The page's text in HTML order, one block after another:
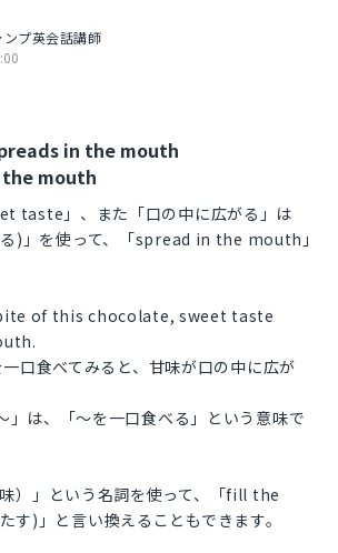
プ英会話講師
in the mouth
the mouth
taste」、また「口の中に広がる」は
)」を使って、「spread in the mouth」
of this chocolate, sweet taste
口食べてみると、甘味が口の中に広が
は、「～を一口食べる」という意味で
）」という名詞を使って、「fill the
)」と言い換えることもできます。